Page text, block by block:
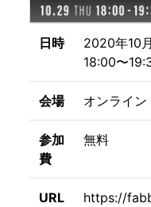
日時
2020年10
18:00〜
会場 オンライン
参加
費
無料
URL
https://